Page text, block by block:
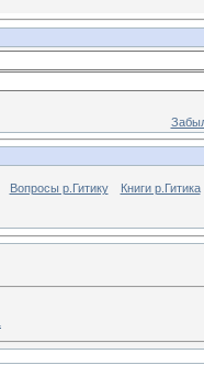
Вопросы р.Гитику Книги р.Гитика